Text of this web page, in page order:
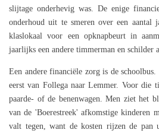
slijtage onderhevig was. De enige
onderhoud uit te smeren over een aantal
klaslokaal voor een opknapbeurt in
jaarlijks een andere timmerman en schilder
Een andere financiële zorg is de
eerst van Follega naar Lemmer. Voor die
paarde- of de benenwagen. Men ziet het
van de 'Boerestreek' afkomstige kinderen
valt tegen, want de kosten rijzen de